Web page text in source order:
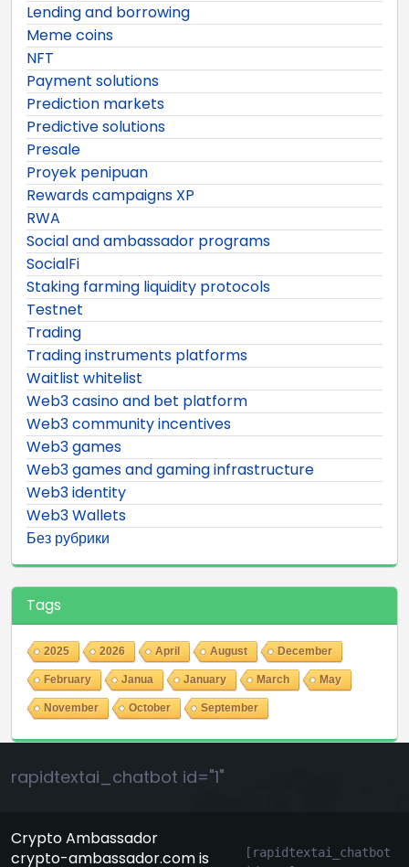
Lending and borrowing
Meme coins
NFT
Payment solutions
Prediction markets
Predictive solutions
Presale
Proyek penipuan
Rewards campaigns XP
RWA
Social and ambassador programs
SocialFi
Staking farming liquidity protocols
Testnet
Trading
Trading instruments platforms
Waitlist whitelist
Web3 casino and bet platform
Web3 community incentives
Web3 games
Web3 games and gaming infrastructure
Web3 identity
Web3 Wallets
Без рубрики
Tags
2025 2026 April August December
February Janua January March May
November October September
rapidtextai_chatbot id="1"
Crypto Ambassador
crypto-ambassador.com is
[rapidtextai_chatbot